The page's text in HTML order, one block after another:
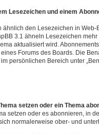
Lesezeichen und einem
ähnlich den Lesezeichen in
3.1 ähneln Lesezeichen
aktualisiert wird.
Forums des Boards. Die
persönlichen Bereich unter
setzen oder ein Thema
setzen oder es abonnieren, in
normalerweise ober- und